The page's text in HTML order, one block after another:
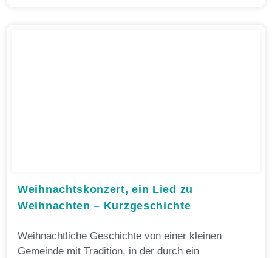
Weihnachtskonzert, ein Lied zu
Weihnachten – Kurzgeschichte
Weihnachtliche Geschichte von einer kleinen
Gemeinde mit Tradition, in der durch ein